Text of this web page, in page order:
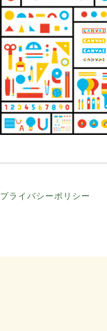
プライバシーポリシー